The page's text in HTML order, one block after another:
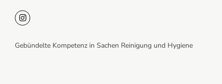
Gebündelte Kompetenz in Sachen Reinigung und Hygiene